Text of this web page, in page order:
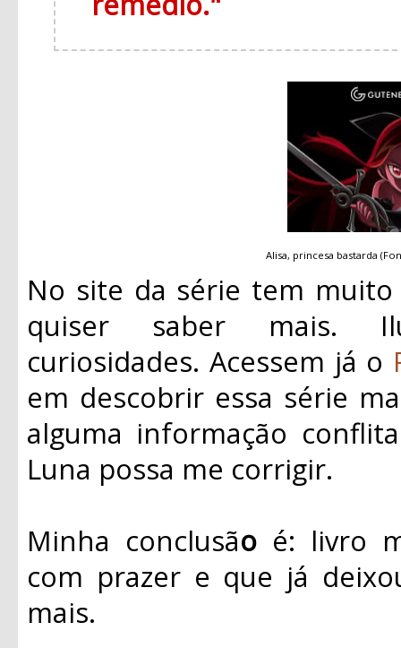
Alisa, princesa bastarda
No site da série tem
quiser saber mais.
curiosidades. Acessem já o
em descobrir essa série
alguma informação
Luna possa me corrigir.
Minha conclusão é: livro
com prazer e que já
mais.